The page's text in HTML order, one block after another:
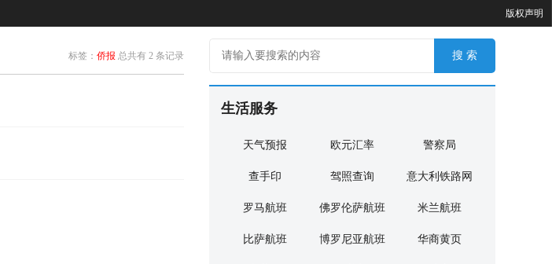
版权声明
生活服务
天气预报 欧元汇率 警察局
查手印 驾照查询 意大利铁路网
罗马航班 佛罗伦萨航班 米兰航班
比萨航班 博罗尼亚航班 华商黄页
标签： 侨报 总共有 2 条记录